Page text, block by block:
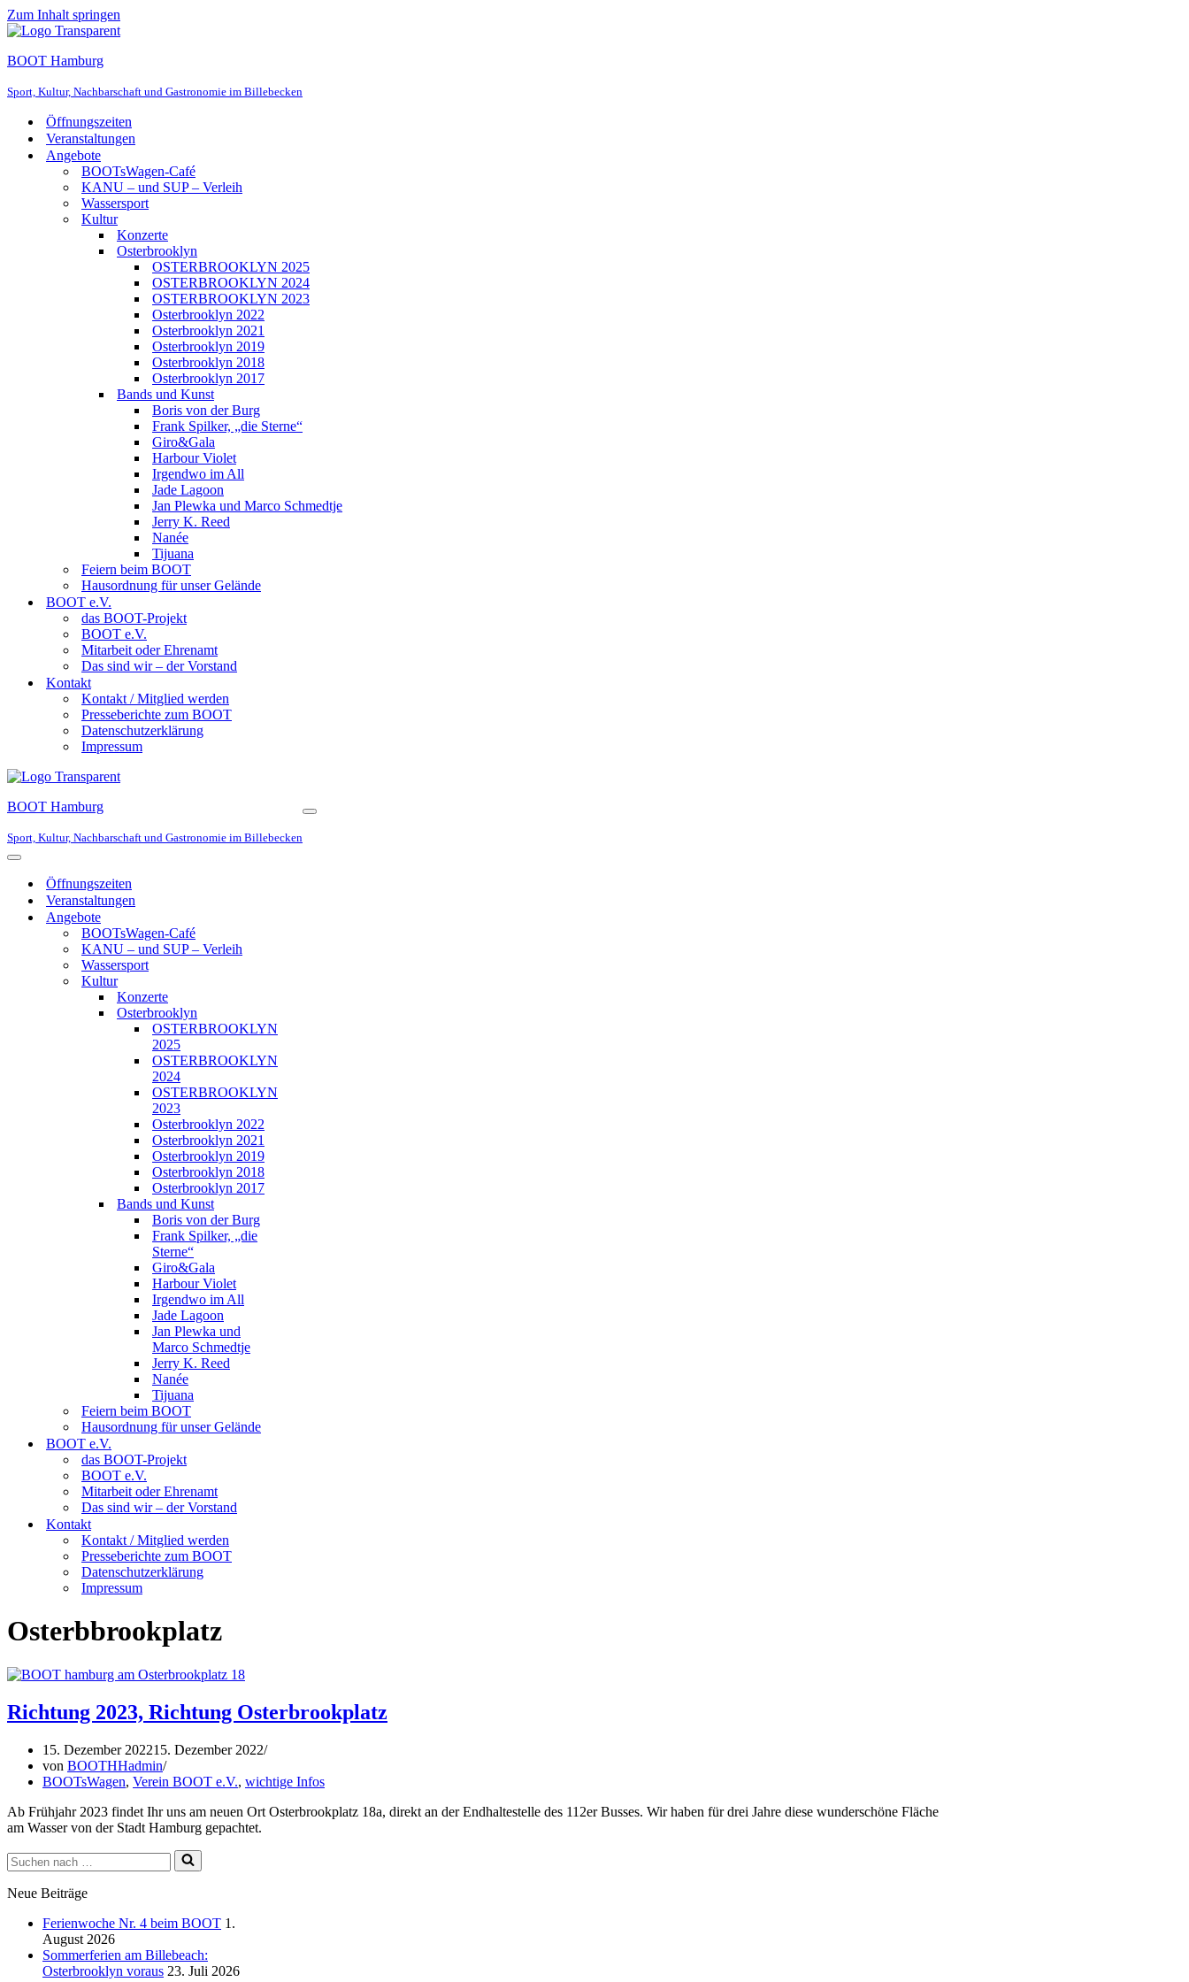
Zum Inhalt springen
BOOT Hamburg
Sport, Kultur, Nachbarschaft und Gastronomie im Billebecken
Öffnungszeiten
Veranstaltungen
Angebote
BOOTsWagen-Café
KANU – und SUP – Verleih
Wassersport
Kultur
Konzerte
Osterbrooklyn
OSTERBROOKLYN 2025
OSTERBROOKLYN 2024
OSTERBROOKLYN 2023
Osterbrooklyn 2022
Osterbrooklyn 2021
Osterbrooklyn 2019
Osterbrooklyn 2018
Osterbrooklyn 2017
Bands und Kunst
Boris von der Burg
Frank Spilker, „die Sterne“
Giro&Gala
Harbour Violet
Irgendwo im All
Jade Lagoon
Jan Plewka und Marco Schmedtje
Jerry K. Reed
Nanée
Tijuana
Feiern beim BOOT
Hausordnung für unser Gelände
BOOT e.V.
das BOOT-Projekt
BOOT e.V.
Mitarbeit oder Ehrenamt
Das sind wir – der Vorstand
Kontakt
Kontakt / Mitglied werden
Presseberichte zum BOOT
Datenschutzerklärung
Impressum
BOOT Hamburg
Sport, Kultur, Nachbarschaft und Gastronomie im Billebecken
Navigationsmenü
Navigationsmenü
Öffnungszeiten
Veranstaltungen
Angebote
BOOTsWagen-Café
KANU – und SUP – Verleih
Wassersport
Kultur
Konzerte
Osterbrooklyn
OSTERBROOKLYN
2025
OSTERBROOKLYN
2024
OSTERBROOKLYN
2023
Osterbrooklyn 2022
Osterbrooklyn 2021
Osterbrooklyn 2019
Osterbrooklyn 2018
Osterbrooklyn 2017
Bands und Kunst
Boris von der Burg
Frank Spilker, „die
Sterne“
Giro&Gala
Harbour Violet
Irgendwo im All
Jade Lagoon
Jan Plewka und
Marco Schmedtje
Jerry K. Reed
Nanée
Tijuana
Feiern beim BOOT
Hausordnung für unser Gelände
BOOT e.V.
das BOOT-Projekt
BOOT e.V.
Mitarbeit oder Ehrenamt
Das sind wir – der Vorstand
Kontakt
Kontakt / Mitglied werden
Presseberichte zum BOOT
Datenschutzerklärung
Impressum
Osterbbrookplatz
Richtung 2023, Richtung Osterbrookplatz
15. Dezember 202215. Dezember 2022
von BOOTHHadmin
BOOTsWagen, Verein BOOT e.V., wichtige Infos
Ab Frühjahr 2023 findet Ihr uns am neuen Ort Osterbrookplatz 18a, direkt an der Endhaltestelle des 112er Busses. Wir haben für drei Jahre diese wunderschöne Fläche
am Wasser von der Stadt Hamburg gepachtet.
Suchen
nach …
Neue Beiträge
Ferienwoche Nr. 4 beim BOOT 1.
August 2026
Sommerferien am Billebeach:
Osterbrooklyn voraus 23. Juli 2026